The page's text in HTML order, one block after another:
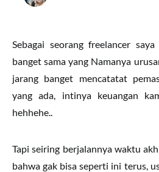
Sebagai seorang freelancer
banget sama yang Namanya
jarang banget mencatatat
yang ada, intinya keuangan
hehhehe..
Tapi seiring berjalannya waktu
bahwa gak bisa seperti ini terus,